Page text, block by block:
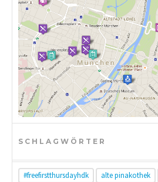
SCHLAGWÖRTER
#freefirstthursdayhdk alte pinakothek